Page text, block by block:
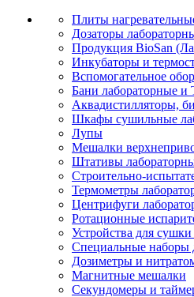
Плиты
Дозаторы
Продукция BioSan
Инкубаторы и
Вспомогательное
Бани лабораторные и
Аквадистилляторы,
Шкафы сушильные
Лупы
Мешалки
Штативы
Строительно-
Термометры
Центрифуги
Ротационные
Устройства для
Специальные наборы
Дозиметры и
Магнитные мешалки
Секундомеры и